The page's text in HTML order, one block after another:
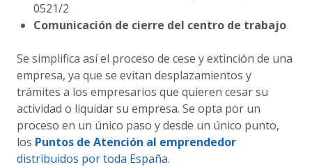
0521/2
Comunicación de cierre del centro de trabajo
Se simplifica así el proceso de cese y extinción de una
empresa, ya que se evitan desplazamientos y
trámites a los empresarios que quieren cesar su
actividad o liquidar su empresa. Se opta por un
proceso en un único paso y desde un único punto,
los Puntos de Atención al emprendedor
distribuidos por toda España.